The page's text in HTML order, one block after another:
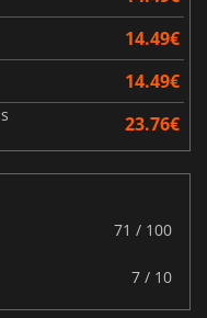
14.49€
14.49€
23.76€
71 / 100
7 / 10